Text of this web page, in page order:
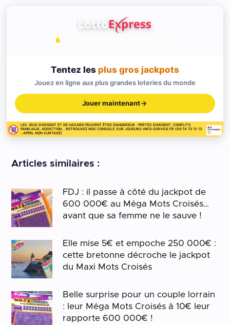
Tentez les plus gros jackpots
Jouez en ligne aux plus grandes loteries du monde
Jouer maintenant
LES JEUX D'ARGENT ET DE HASARD PEUVENT ÊTRE DANGEREUX : PERTES D'ARGENT, CONFLITS
FAMILIAUX, ADDICTION... RETROUVEZ NOS CONSEILS SUR JOUEURS-INFO-SERVICE.FR (09 74 75 13 13
- APPEL NON SURTAXÉ)
Articles similaires :
FDJ : il passe à côté du jackpot de
600 000€ au Méga Mots Croisés…
avant que sa femme ne le sauve !
Elle mise 5€ et empoche 250 000€ :
cette bretonne décroche le jackpot
du Maxi Mots Croisés
Belle surprise pour un couple lorrain
: leur Méga Mots Croisés à 10€ leur
rapporte 600 000€ !